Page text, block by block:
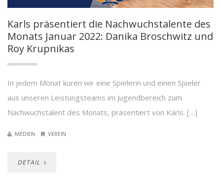
Karls präsentiert die Nachwuchstalente des
Monats Januar 2022: Danika Broschwitz und
Roy Krupnikas
In jedem Monat küren wir eine Spielerin und einen Spieler
aus unseren Leistungsteams im Jugendbereich zum
Nachwuchstalent des Monats, präsentiert von Karls. […]
MEDIEN VEREIN
DETAIL